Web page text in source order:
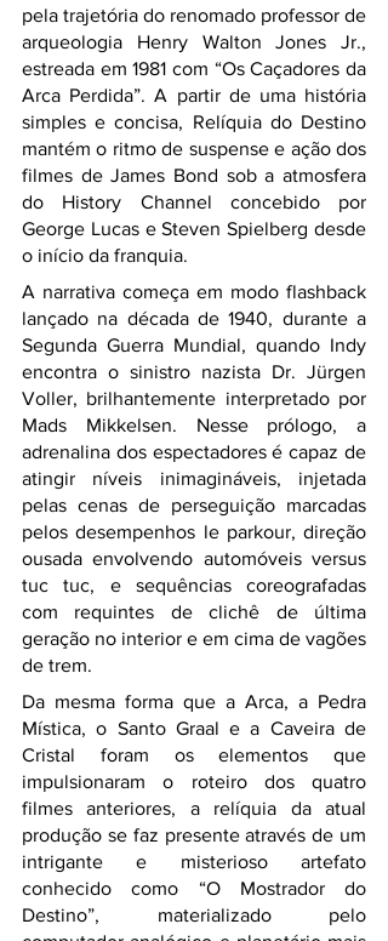
pela trajetória do renomado professor de
arqueologia Henry Walton Jones Jr.,
estreada em 1981 com “Os Caçadores da
Arca Perdida”. A partir de uma história
simples e concisa, Relíquia do Destino
mantém o ritmo de suspense e ação dos
filmes de James Bond sob a atmosfera
do History Channel concebido por
George Lucas e Steven Spielberg desde
o início da franquia.
A narrativa começa em modo flashback
lançado na década de 1940, durante a
Segunda Guerra Mundial, quando Indy
encontra o sinistro nazista Dr. Jürgen
Voller, brilhantemente interpretado por
Mads Mikkelsen. Nesse prólogo, a
adrenalina dos espectadores é capaz de
atingir níveis inimagináveis, injetada
pelas cenas de perseguição marcadas
pelos desempenhos le parkour, direção
ousada envolvendo automóveis versus
tuc tuc, e sequências coreografadas
com requintes de clichê de última
geração no interior e em cima de vagões
de trem.
Da mesma forma que a Arca, a Pedra
Mística, o Santo Graal e a Caveira de
Cristal foram os elementos que
impulsionaram o roteiro dos quatro
filmes anteriores, a relíquia da atual
produção se faz presente através de um
intrigante e misterioso artefato
conhecido como “O Mostrador do
Destino”, materializado pelo